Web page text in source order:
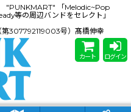
"PUNKMART" 「Melodic~Pop
等の周辺バンドをセレクト」
307792119003号）髙橋伸幸
カート ログイン